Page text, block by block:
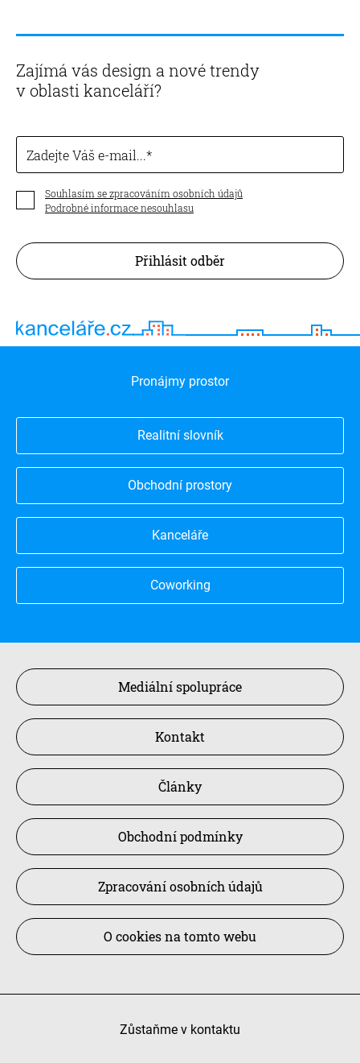
Zajímá vás design a nové trendy
v oblasti kanceláří?
Zadejte Váš e-mail...
Souhlasím se zpracováním osobních údajů
Podrobné informace nesouhlasu
Přihlásit odběr
Pronájmy prostor
Realitní slovník
Obchodní prostory
Kanceláře
Coworking
Mediální spolupráce
Kontakt
Články
Obchodní podmínky
Zpracování osobních údajů
O cookies na tomto webu
Zůstaňme v kontaktu